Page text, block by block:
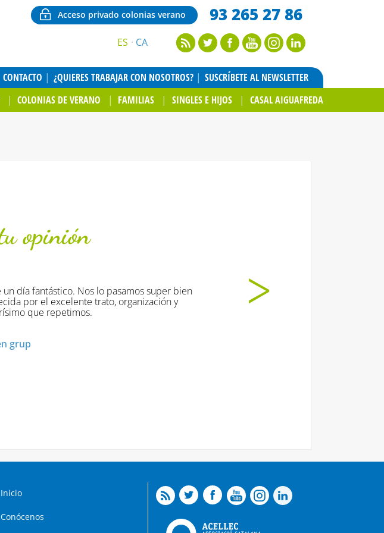
Acceso privado colonias verano 93 265 27 86
ES CA
CONTACTO ¿QUIERES TRABAJAR CON NOSOTROS?
SUSCRÍBETE AL NEWSLETTER
COLONIAS DE VERANO FAMILIAS SINGLES E HIJOS CASAL AIGUAFREDA
opinión
Nos lo pasamos super bien
el excelente trato, organización y
repetimos.
Inicio
Conócenos